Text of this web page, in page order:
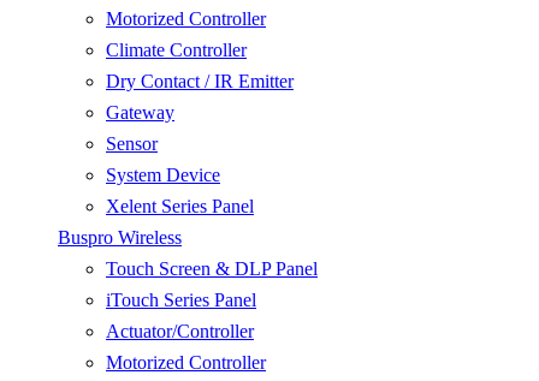
Motorized Controller
Climate Controller
Dry Contact / IR Emitter
Gateway
Sensor
System Device
Xelent Series Panel
Buspro Wireless
Touch Screen & DLP Panel
iTouch Series Panel
Actuator/Controller
Motorized Controller